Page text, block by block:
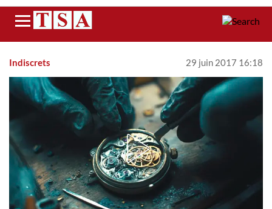
Menu
Indiscrets 29 juin 2017 16:18